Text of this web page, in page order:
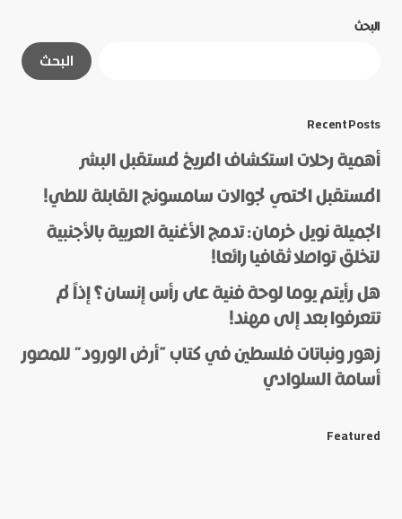
الحقول الإلزامية
Name
*
E-mail
*
البحث
البحث
Recent Posts
أهمية رحلات استكشاف المريخ لمستقبل البشر
المستقبل الحتمي لجوالات سامسونج القابلة للطي!
الجميلة نويل خرمان: تدمج الأغنية العربية بالأجنبية
لتخلق تواصلا ثقافيا رائعا!
هل رأيتم يوما لوحة فنية على رأس إنسان؟ إذاً لم
تتعرفوا بعد إلى مهند!
زهور ونباتات فلسطين في كتاب “أرض الورود” للمصور
أسامة السلوادي
Featured